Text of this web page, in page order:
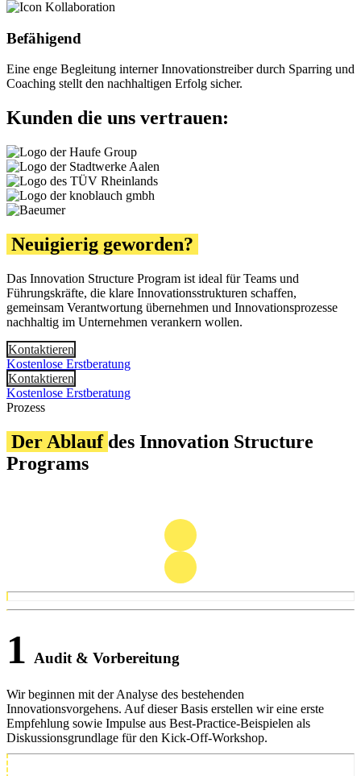
Befähigend
Eine enge Begleitung interner Innovationstreiber durch Sparring und
Coaching stellt den nachhaltigen Erfolg sicher.
Kunden die uns vertrauen:
Neuigierig geworden?
Das Innovation Structure Program ist ideal für Teams und
Führungskräfte, die klare Innovationsstrukturen schaffen,
gemeinsam Verantwortung übernehmen und Innovationsprozesse
nachhaltig im Unternehmen verankern wollen.
Kontaktieren
Kostenlose Erstberatung
Kontaktieren
Kostenlose Erstberatung
Prozess
Der Ablauf des Innovation Structure
Programs
1 Audit & Vorbereitung
Wir beginnen mit der Analyse des bestehenden
Innovationsvorgehens. Auf dieser Basis erstellen wir eine erste
Empfehlung sowie Impulse aus Best-Practice-Beispielen als
Diskussionsgrundlage für den Kick-Off-Workshop.